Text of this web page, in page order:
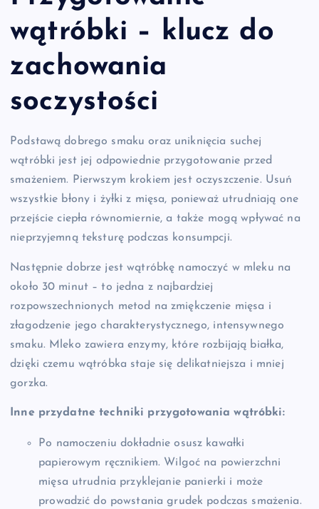
wątróbki – klucz do
zachowania
soczystości
Podstawą dobrego smaku oraz uniknięcia suchej
wątróbki jest jej odpowiednie przygotowanie przed
smażeniem. Pierwszym krokiem jest oczyszczenie. Usuń
wszystkie błony i żyłki z mięsa, ponieważ utrudniają one
przejście ciepła równomiernie, a także mogą wpływać na
nieprzyjemną teksturę podczas konsumpcji.
Następnie dobrze jest wątróbkę namoczyć w mleku na
około 30 minut – to jedna z najbardziej
rozpowszechnionych metod na zmiękczenie mięsa i
złagodzenie jego charakterystycznego, intensywnego
smaku. Mleko zawiera enzymy, które rozbijają białka,
dzięki czemu wątróbka staje się delikatniejsza i mniej
gorzka.
Inne przydatne techniki przygotowania wątróbki:
Po namoczeniu dokładnie osusz kawałki
papierowym ręcznikiem. Wilgoć na powierzchni
mięsa utrudnia przyklejanie panierki i może
prowadzić do powstania grudek podczas smażenia.